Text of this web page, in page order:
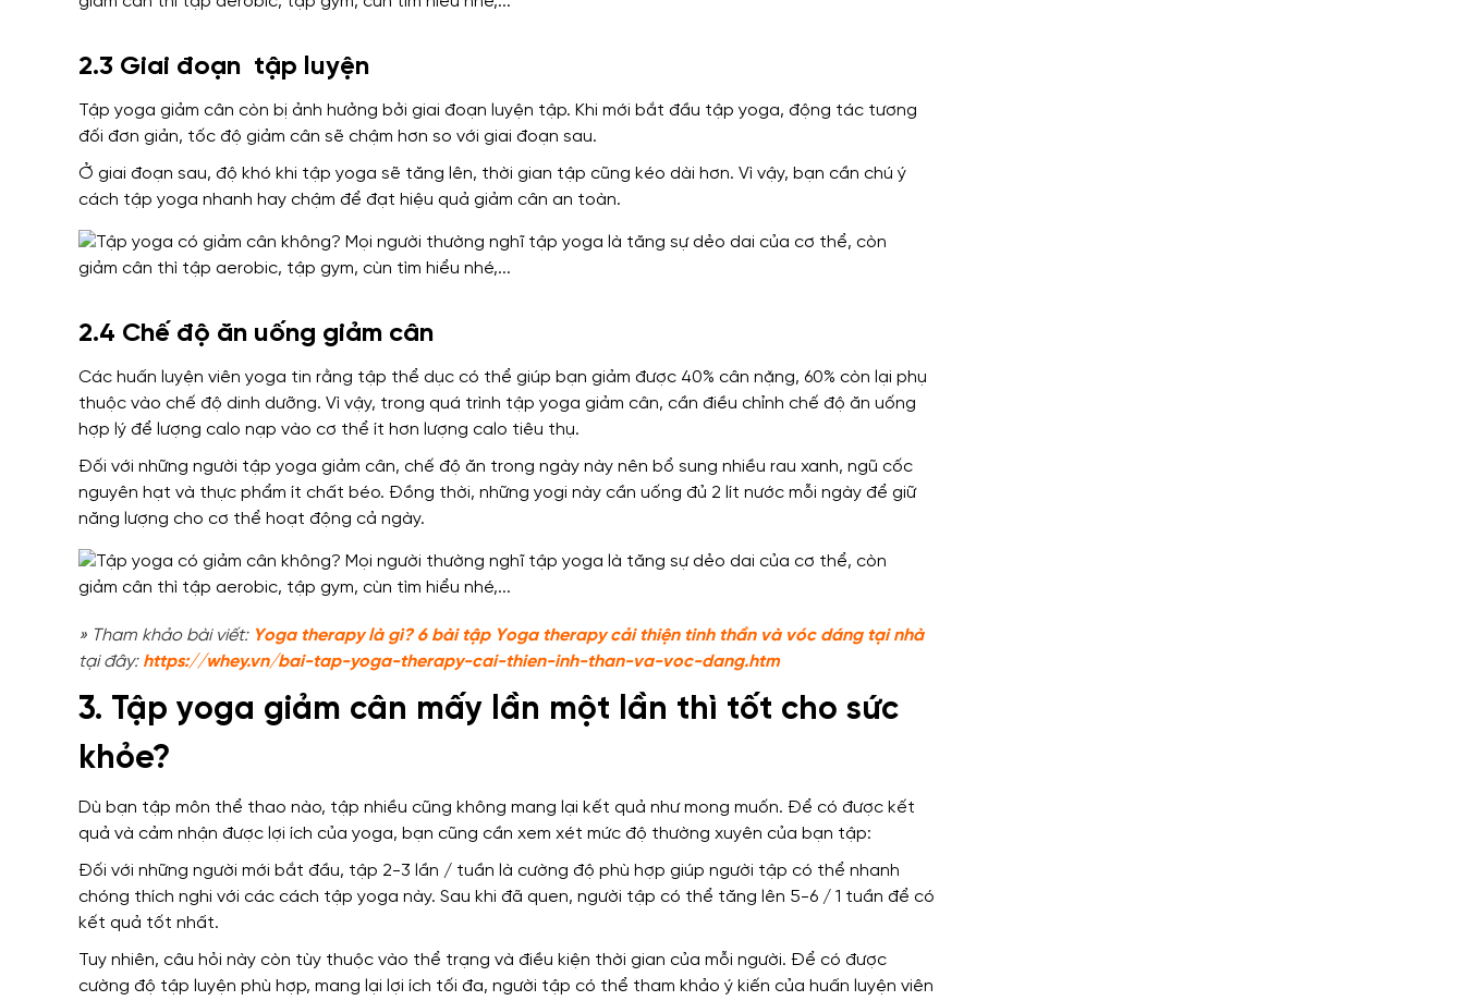
2.3 Giai đoạn tập luyện
Tập yoga giảm cân còn bị ảnh hưởng bởi giai đoạn luyện tập. Khi mới bắt đầu tập yoga, động tác tương
đối đơn giản, tốc độ giảm cân sẽ chậm hơn so với giai đoạn sau.
Ở giai đoạn sau, độ khó khi tập yoga sẽ tăng lên, thời gian tập cũng kéo dài hơn. Vì vậy, bạn cần chú ý
cách tập yoga nhanh hay chậm để đạt hiệu quả giảm cân an toàn.
2.4 Chế độ ăn uống giảm cân
Các huấn luyện viên yoga tin rằng tập thể dục có thể giúp bạn giảm được 40% cân nặng, 60% còn lại phụ
thuộc vào chế độ dinh dưỡng. Vì vậy, trong quá trình tập yoga giảm cân, cần điều chỉnh chế độ ăn uống
hợp lý để lượng calo nạp vào cơ thể ít hơn lượng calo tiêu thụ.
Đối với những người tập yoga giảm cân, chế độ ăn trong ngày này nên bổ sung nhiều rau xanh, ngũ cốc
nguyên hạt và thực phẩm ít chất béo. Đồng thời, những yogi này cần uống đủ 2 lít nước mỗi ngày để giữ
năng lượng cho cơ thể hoạt động cả ngày.
» Tham khảo bài viết: Yoga therapy là gì? 6 bài tập Yoga therapy cải thiện tinh thần và vóc dáng tại nhà
tại đây: https://whey.vn/bai-tap-yoga-therapy-cai-thien-inh-than-va-voc-dang.htm
3. Tập yoga giảm cân mấy lần một lần thì tốt cho sức
khỏe?
Dù bạn tập môn thể thao nào, tập nhiều cũng không mang lại kết quả như mong muốn. Để có được kết
quả và cảm nhận được lợi ích của yoga, bạn cũng cần xem xét mức độ thường xuyên của bạn tập:
Đối với những người mới bắt đầu, tập 2-3 lần / tuần là cường độ phù hợp giúp người tập có thể nhanh
chóng thích nghi với các cách tập yoga này. Sau khi đã quen, người tập có thể tăng lên 5-6 / 1 tuần để có
kết quả tốt nhất.
Tuy nhiên, câu hỏi này còn tùy thuộc vào thể trạng và điều kiện thời gian của mỗi người. Để có được
cường độ tập luyện phù hợp, mang lại lợi ích tối đa, người tập có thể tham khảo ý kiến ​​của huấn luyện viên